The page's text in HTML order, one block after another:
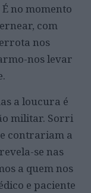
no momento
com
nos
nos levar
a loucura é
militar. Sorri
contrariam a
se nas
a quem nos
e paciente